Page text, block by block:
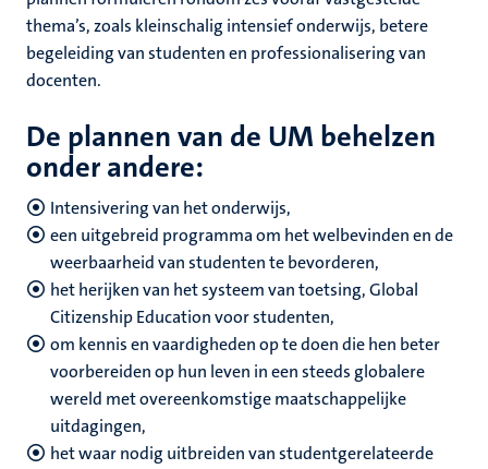
thema’s, zoals kleinschalig intensief onderwijs, betere
begeleiding van studenten en professionalisering van
docenten.
De plannen van de UM behelzen
onder andere:
Intensivering van het onderwijs,
een uitgebreid programma om het welbevinden en de
weerbaarheid van studenten te bevorderen,
het herijken van het systeem van toetsing,Global
Citizenship Education voor studenten,
om kennis en vaardigheden op te doen die hen beter
voorbereiden op hun leven in een steeds globalere
wereld met overeenkomstige maatschappelijke
uitdagingen,
het waar nodig uitbreiden van studentgerelateerde